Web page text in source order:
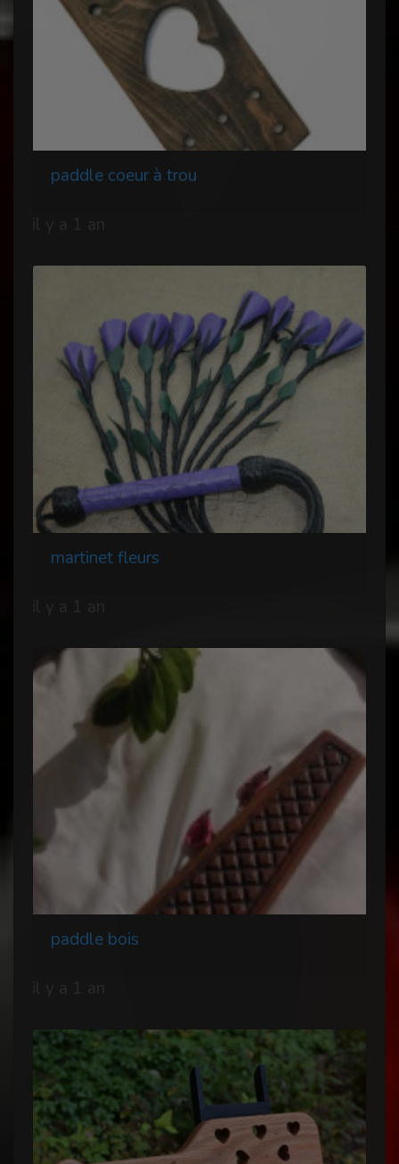
paddle coeur à trou
martinet fleurs
paddle bois